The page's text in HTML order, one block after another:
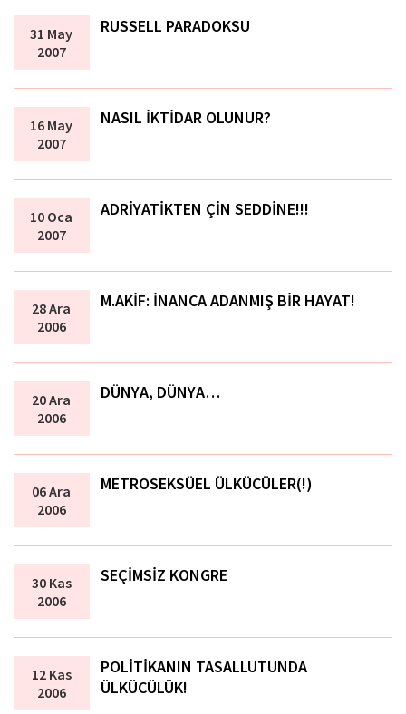
31 May
2007
RUSSELL PARADOKSU
16 May
2007
NASIL İKTİDAR OLUNUR?
10 Oca
2007
ADRİYATİKTEN ÇİN SEDDİNE!!!
28 Ara
2006
M.AKİF: İNANCA ADANMIŞ BİR HAYAT!
20 Ara
2006
DÜNYA, DÜNYA…
06 Ara
2006
METROSEKSÜEL ÜLKÜCÜLER(!)
30 Kas
2006
SEÇİMSİZ KONGRE
12 Kas
2006
POLİTİKANIN TASALLUTUNDA
ÜLKÜCÜLÜK!